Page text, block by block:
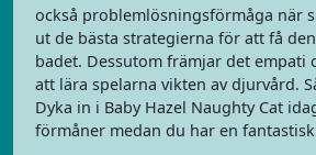
också problemlösningsförmåga när
ut de bästa strategierna för att få
badet. Dessutom främjar det empati
att lära spelarna vikten av djurvård.
Dyka in i Baby Hazel Naughty Cat
förmåner medan du har en